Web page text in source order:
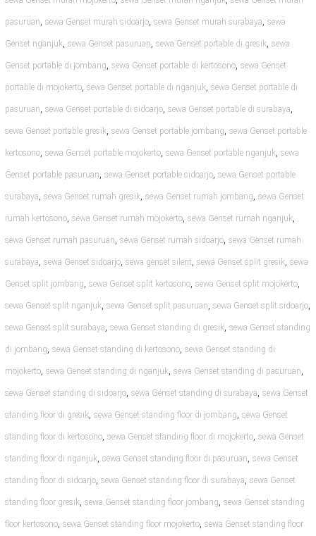
pasuruan, sewa Genset murah sidoarjo, sewa Genset murah surabaya, sewa
Genset nganjuk, sewa Genset pasuruan, sewa Genset portable di gresik, sewa
Genset portable di jombang, sewa Genset portable di kertosono, sewa Genset
portable di mojokerto, sewa Genset portable di nganjuk, sewa Genset portable di
pasuruan, sewa Genset portable di sidoarjo, sewa Genset portable di surabaya,
sewa Genset portable gresik, sewa Genset portable jombang, sewa Genset portable
kertosono, sewa Genset portable mojokerto, sewa Genset portable nganjuk, sewa
Genset portable pasuruan, sewa Genset portable sidoarjo, sewa Genset portable
surabaya, sewa Genset rumah gresik, sewa Genset rumah jombang, sewa Genset
rumah kertosono, sewa Genset rumah mojokerto, sewa Genset rumah nganjuk,
sewa Genset rumah pasuruan, sewa Genset rumah sidoarjo, sewa Genset rumah
surabaya, sewa Genset sidoarjo, sewa genset silent, sewa Genset split gresik, sewa
Genset split jombang, sewa Genset split kertosono, sewa Genset split mojokerto,
sewa Genset split nganjuk, sewa Genset split pasuruan, sewa Genset split sidoarjo,
sewa Genset split surabaya, sewa Genset standing di gresik, sewa Genset standing
di jombang, sewa Genset standing di kertosono, sewa Genset standing di
mojokerto, sewa Genset standing di nganjuk, sewa Genset standing di pasuruan,
sewa Genset standing di sidoarjo, sewa Genset standing di surabaya, sewa Genset
standing floor di gresik, sewa Genset standing floor di jombang, sewa Genset
standing floor di kertosono, sewa Genset standing floor di mojokerto, sewa Genset
standing floor di nganjuk, sewa Genset standing floor di pasuruan, sewa Genset
standing floor di sidoarjo, sewa Genset standing floor di surabaya, sewa Genset
standing floor gresik, sewa Genset standing floor jombang, sewa Genset standing
floor kertosono, sewa Genset standing floor mojokerto, sewa Genset standing floor